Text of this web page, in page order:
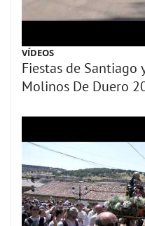
VÍDEOS
Fiestas de Santiago
Molinos De Duero